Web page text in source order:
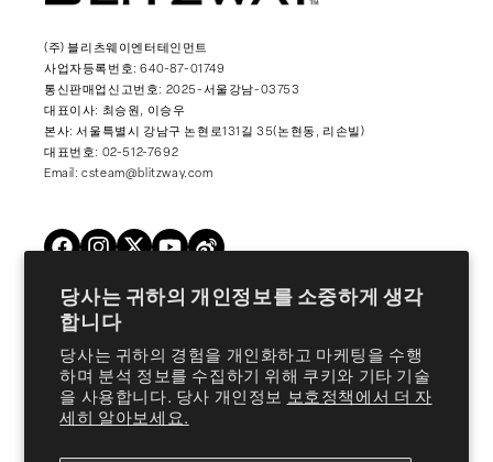
당사는 귀하의 개인정보를 소중하게 생각
합니다
당사는 귀하의 경험을 개인화하고 마케팅을 수행
하며 분석 정보를 수집하기 위해 쿠키와 기타 기술
을 사용합니다. 당사 개인정보 보호정책에서 더 자
세히 알아보세요.
(주) 블리츠웨이엔터테인먼트
사업자등록번호: 640-87-01749
통신판매업신고번호: 2025-서울강남-03753
대표이사: 최승원, 이승우
본사: 서울특별시 강남구 논현로131길 35(논현동, 리손빌)
대표번호: 02-512-7692
Email: csteam@blitzway.com
Products
About Us